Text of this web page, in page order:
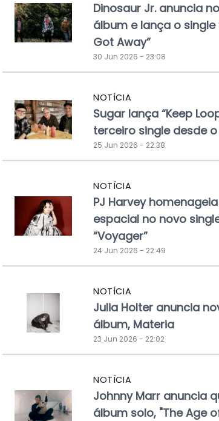
Dinosaur Jr. anuncia
álbum e lança o single
Got Away”
30 Jun 2026 - 23:08
NOTÍCIA
Sugar lança “Keep
terceiro single desde
25 Jun 2026 - 22:38
NOTÍCIA
PJ Harvey
espacial no novo
“Voyager”
24 Jun 2026 - 22:49
NOTÍCIA
Julia Holter anuncia
álbum, Materia
23 Jun 2026 - 22:02
NOTÍCIA
Johnny Marr anuncia
álbum solo, "The Age